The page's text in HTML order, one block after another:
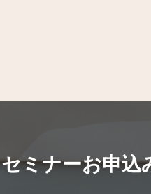
セミナーお申込